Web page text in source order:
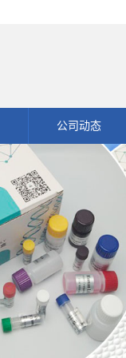
公司动态